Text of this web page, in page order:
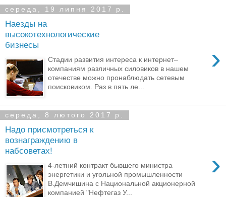
середа, 19 липня 2017 р.
Наезды на
высокотехнологические
бизнесы
›
Стадии развития интереса к интернет–
компаниям различных силовиков в нашем
отечестве можно пронаблюдать сетевым
поисковиком. Раз в пять ле...
середа, 8 лютого 2017 р.
Надо присмотреться к
вознаграждению в
набсоветах!
›
4-летний контракт бывшего министра
энергетики и угольной промышленности
В.Демчишина с Национальной акционерной
компанией "Нефтегаз У...